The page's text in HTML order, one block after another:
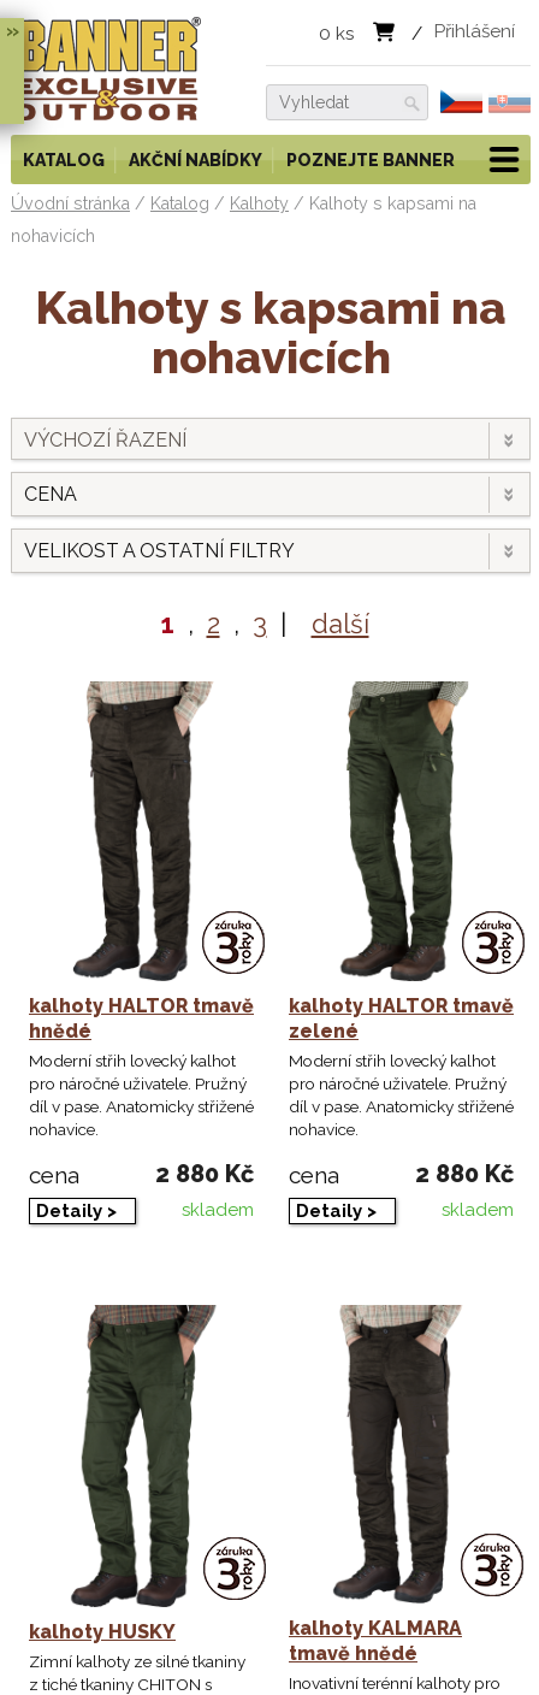
» Přihlášení
0 ks /
KATALOG AKČNÍ NABÍDKY POZNEJTE BANNER
Úvodní stránka / Katalog / Kalhoty / Kalhoty s kapsami na
nohavicích
Kalhoty s kapsami na
nohavicích
VÝCHOZÍ ŘAZENÍ
CENA
VELIKOST A OSTATNÍ FILTRY
1 , 2 , 3 další
kalhoty HALTOR tmavě
hnědé
Moderní střih lovecký kalhot
pro náročné uživatele. Pružný
díl v pase. Anatomicky střižené
nohavice.
cena 2 880 Kč
Detaily > skladem
kalhoty HALTOR tmavě
zelené
Moderní střih lovecký kalhot
pro náročné uživatele. Pružný
díl v pase. Anatomicky střižené
nohavice.
cena 2 880 Kč
Detaily > skladem
kalhoty HUSKY
Zimní kalhoty ze silné tkaniny
z tiché tkaniny CHITON s
kalhoty KALMARA
tmavě hnědé
Inovativní terénní kalhoty pro